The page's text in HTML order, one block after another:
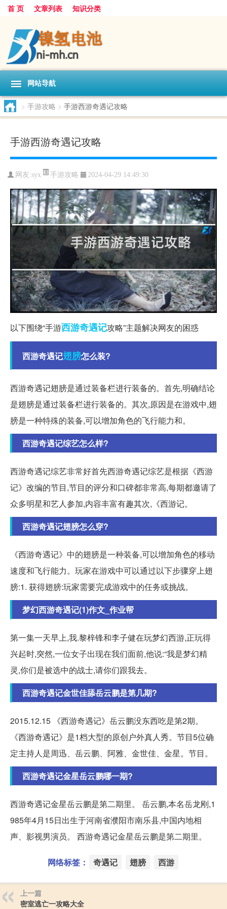
首 页 文章列表 知识分类
网站导航
> 手游攻略 > 手游西游奇遇记攻略
手游西游奇遇记攻略
网友:syx 手游攻略 2024-04-29 14:49:30
以下围绕“手游西游奇遇记攻略”主题解决网友的困惑
西游奇遇记翅膀怎么装?
西游奇遇记翅膀是通过装备栏进行装备的。首先,明确结论
是翅膀是通过装备栏进行装备的。其次,原因是在游戏中,翅
膀是一种特殊的装备,可以增加角色的飞行能力和。
西游奇遇记综艺怎么样?
西游奇遇记综艺非常好首先西游奇遇记综艺是根据《西游
记》改编的节目,节目的评分和口碑都非常高,每期都邀请了
众多明星和艺人参加,内容丰富有趣其次,《西游记。
西游奇遇记翅膀怎么穿?
《西游奇遇记》中的翅膀是一种装备,可以增加角色的移动
速度和飞行能力。玩家在游戏中可以通过以下步骤穿上翅
膀:1. 获得翅膀:玩家需要完成游戏中的任务或挑战。
梦幻西游奇遇记(1)作文_作业帮
第一集一天早上,我.黎梓锋和李子健在玩梦幻西游,正玩得
兴起时,突然,一位女子出现在我们面前,他说:“我是梦幻精
灵,你们是被选中的战士,请你们跟我去。
西游奇遇记金世佳舔岳云鹏是第几期?
2015.12.15 《西游奇遇记》岳云鹏没东西吃是第2期。
《西游奇遇记》是1档大型的原创户外真人秀。节目5位确
定主持人是周迅、岳云鹏、阿雅、金世佳、金星。节目。
西游奇遇记金星岳云鹏哪一期?
西游奇遇记金星岳云鹏是第二期里。 岳云鹏,本名岳龙刚,1
985年4月15日出生于河南省濮阳市南乐县,中国内地相
声、影视男演员。 西游奇遇记金星岳云鹏是第二期里。
网络标签： 奇遇记 翅膀 西游
上一篇
密室逃亡一攻略大全